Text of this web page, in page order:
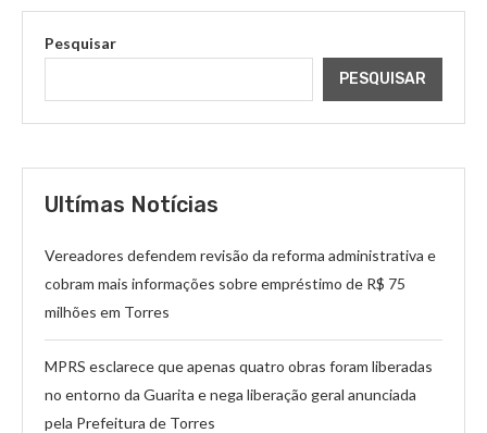
Pesquisar
PESQUISAR
Ultímas Notícias
Vereadores defendem revisão da reforma administrativa e
cobram mais informações sobre empréstimo de R$ 75
milhões em Torres
MPRS esclarece que apenas quatro obras foram liberadas
no entorno da Guarita e nega liberação geral anunciada
pela Prefeitura de Torres